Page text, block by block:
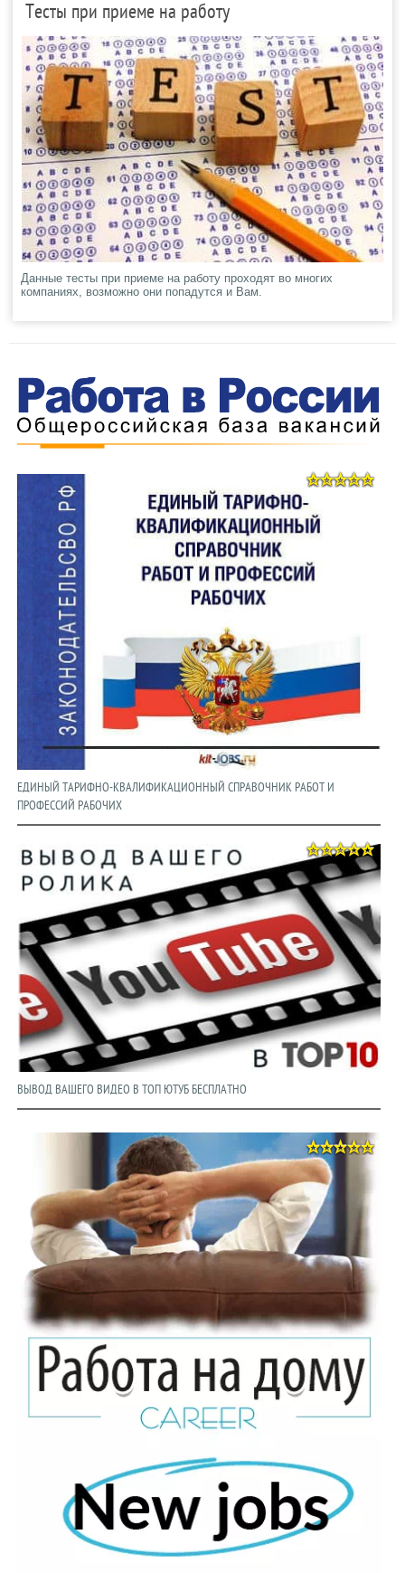
Тесты при приеме на работу
Данные тесты при приеме на работу проходят во многих
компаниях, возможно они попадутся и Вам.
ЕДИНЫЙ ТАРИФНО-КВАЛИФИКАЦИОННЫЙ СПРАВОЧНИК РАБОТ И
ПРОФЕССИЙ РАБОЧИХ
ВЫВОД ВАШЕГО ВИДЕО В ТОП ЮТУБ БЕСПЛАТНО